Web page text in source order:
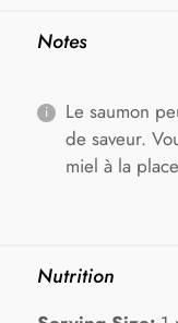
Notes
Le saumon
de saveur.
miel à la
Nutrition